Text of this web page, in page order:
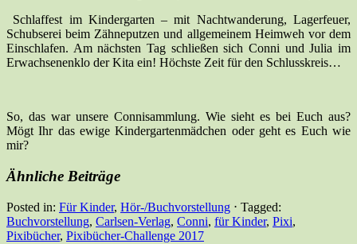
Schlaffest im Kindergarten – mit Nachtwanderung, Lagerfeuer,
Schubserei beim Zähneputzen und allgemeinem Heimweh vor dem
Einschlafen. Am nächsten Tag schließen sich Conni und Julia im
Erwachsenenklo der Kita ein! Höchste Zeit für den Schlusskreis…
So, das war unsere Connisammlung. Wie sieht es bei Euch aus?
Mögt Ihr das ewige Kindergartenmädchen oder geht es Euch wie
mir?
Ähnliche Beiträge
Posted in: Für Kinder, Hör-/Buchvorstellung ⋅ Tagged:
Buchvorstellung, Carlsen-Verlag, Conni, für Kinder, Pixi,
Pixibücher, Pixibücher-Challenge 2017